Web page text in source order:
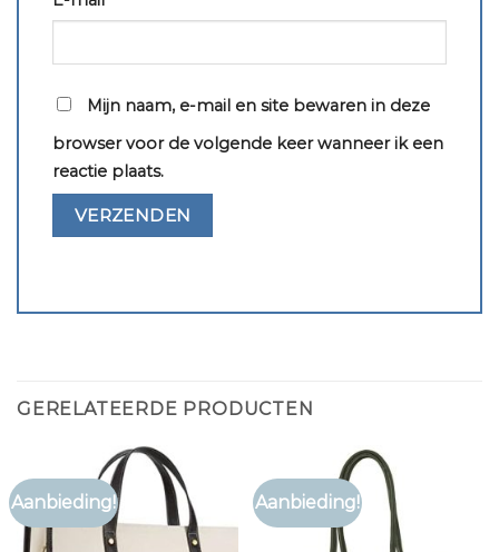
Mijn naam, e-mail en site bewaren in deze
browser voor de volgende keer wanneer ik een
reactie plaats.
GERELATEERDE PRODUCTEN
Aanbieding! Aanbieding!